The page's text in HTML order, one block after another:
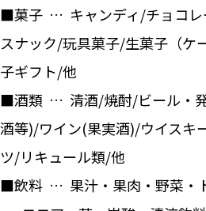
■菓子 … キャンディ/チョコレ
スナック/玩具菓子/生菓子（ケ
子ギフト/他
■酒類 … 清酒/焼酎/ビール・
酒等)/ワイン(果実酒)/ウイスキ
ツ/リキュール類/他
■飲料 … 果汁・果肉・野菜・